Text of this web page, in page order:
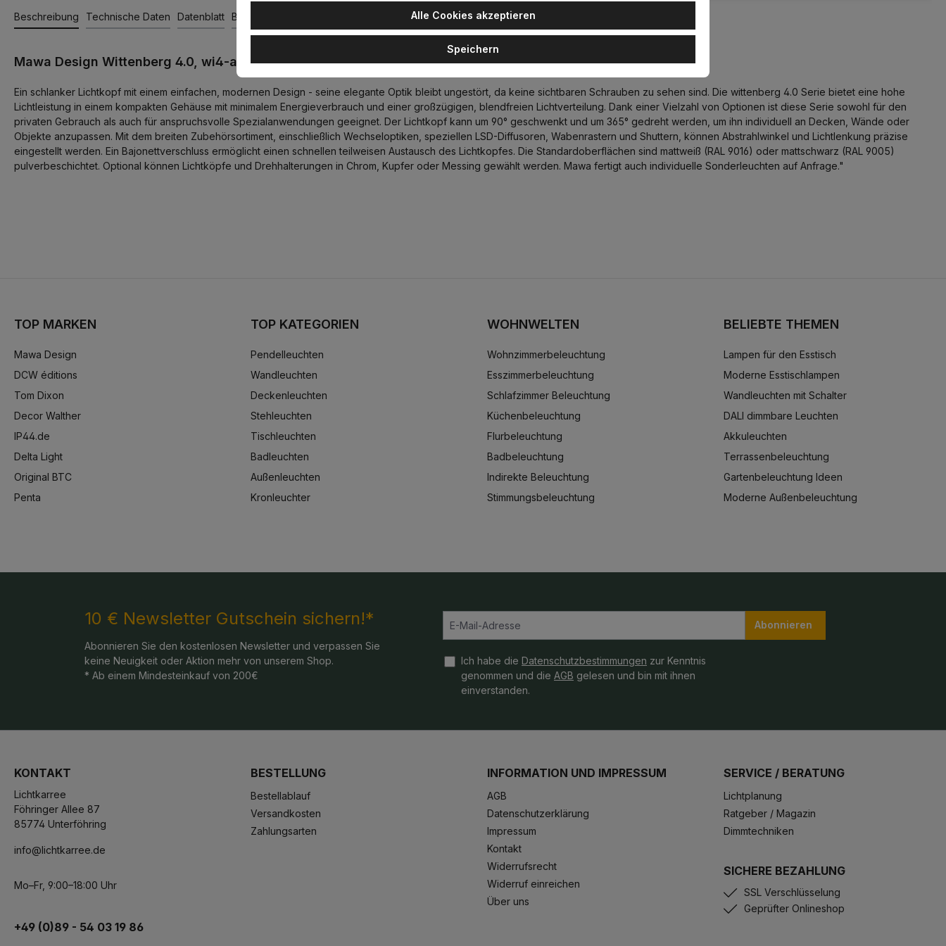
Beschreibung Technische Daten Datenblatt Bewertungen
Mawa Design Wittenberg 4.0, wi4-ab-1r Aufbaustrahler, Schwarz matt, Warmweiß 3000K, Spot 12°, Bluetooth
Ein schlanker Lichtkopf mit einem einfachen, modernen Design - seine elegante Optik bleibt ungestört, da keine sichtbaren Schrauben zu sehen sind. Die wittenberg 4.0 Serie bietet eine hohe
Lichtleistung in einem kompakten Gehäuse mit minimalem Energieverbrauch und einer großzügigen, blendfreien Lichtverteilung. Dank einer Vielzahl von Optionen ist diese Serie sowohl für den
privaten Gebrauch als auch für anspruchsvolle Spezialanwendungen geeignet. Der Lichtkopf kann um 90° geschwenkt und um 365° gedreht werden, um ihn individuell an Decken, Wände oder
Objekte anzupassen. Mit dem breiten Zubehörsortiment, einschließlich Wechseloptiken, speziellen LSD-Diffusoren, Wabenrastern und Shuttern, können Abstrahlwinkel und Lichtlenkung präzise
eingestellt werden. Ein Bajonettverschluss ermöglicht einen schnellen teilweisen Austausch des Lichtkopfes. Die Standardoberflächen sind mattweiß (RAL 9016) oder mattschwarz (RAL 9005)
pulverbeschichtet. Optional können Lichtköpfe und Drehhalterungen in Chrom, Kupfer oder Messing gewählt werden. Mawa fertigt auch individuelle Sonderleuchten auf Anfrage."
TOP MARKEN
Mawa Design
DCW éditions
Tom Dixon
Decor Walther
IP44.de
Delta Light
Original BTC
Penta
TOP KATEGORIEN
Pendelleuchten
Wandleuchten
Deckenleuchten
Stehleuchten
Tischleuchten
Badleuchten
Außenleuchten
Kronleuchter
WOHNWELTEN
Wohnzimmerbeleuchtung
Esszimmerbeleuchtung
Schlafzimmer Beleuchtung
Küchenbeleuchtung
Flurbeleuchtung
Badbeleuchtung
Indirekte Beleuchtung
Stimmungsbeleuchtung
BELIEBTE THEMEN
Lampen für den Esstisch
Moderne Esstischlampen
Wandleuchten mit Schalter
DALI dimmbare Leuchten
Akkuleuchten
Terrassenbeleuchtung
Gartenbeleuchtung Ideen
Moderne Außenbeleuchtung
10 € Newsletter Gutschein sichern!*
Abonnieren Sie den kostenlosen Newsletter und verpassen Sie
keine Neuigkeit oder Aktion mehr von unserem Shop.
* Ab einem Mindesteinkauf von 200€
Abonnieren
Ich habe die Datenschutzbestimmungen zur Kenntnis
genommen und die AGB gelesen und bin mit ihnen
einverstanden.
KONTAKT
Lichtkarree
Föhringer Allee 87
85774 Unterföhring
info@lichtkarree.de
Mo–Fr, 9:00–18:00 Uhr
+49 (0)89 - 54 03 19 86
BESTELLUNG
Bestellablauf
Versandkosten
Zahlungsarten
INFORMATION UND IMPRESSUM
AGB
Datenschutzerklärung
Impressum
Kontakt
Widerrufsrecht
Widerruf einreichen
Über uns
SERVICE / BERATUNG
Lichtplanung
Ratgeber / Magazin
Dimmtechniken
SICHERE BEZAHLUNG
SSL Verschlüsselung
Geprüfter Onlineshop
Alle Cookies akzeptieren
Speichern